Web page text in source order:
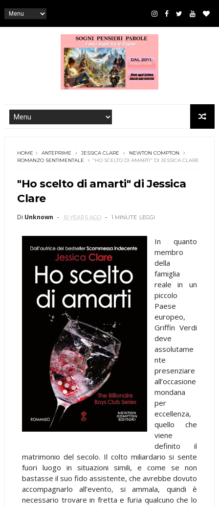
HOME ANTEPRIME JESSICA CLARE
NEWTON COMPTON
ROMANZO SENTIMENTALE
"HO SCELTO DI AMARTI" DI JESSICA CLARE
"Ho scelto di amarti" di Jessica
Clare
Di Unknown 10 YEARS AGO 1 MINUTE LEGGI
In quanto
membro
della
famiglia
reale in un
piccolo
Paese
europeo,
Griffin Verdi
deve
assolutame
nte
presenziare
all’occasione
mondana
per
eccellenza,
quello che
viene
definito il
matrimonio del secolo. Il colto miliardario si sente
fuori luogo in situazioni simili, e come se non
bastasse il suo fido assistente, che avrebbe dovuto
accompagnarlo all’evento, si ammala, quindi è
necessario trovare in fretta e furia qualcuno che lo